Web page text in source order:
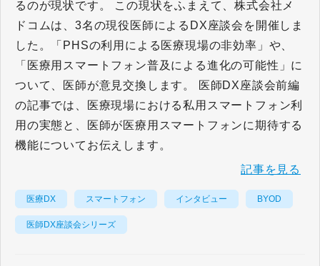
るのが現状です。 この現状をふまえて、株式会社メ
ドコムは、3名の現役医師によるDX座談会を開催しま
した。「PHSの利用による医療現場の非効率」や、
「医療用スマートフォン普及による進化の可能性」に
ついて、医師が意見交換します。 医師DX座談会前編
の記事では、医療現場における私用スマートフォン利
用の実態と、医師が医療用スマートフォンに期待する
機能についてお伝えします。
記事を見る
医療DX スマートフォン インタビュー BYOD
医師DX座談会シリーズ